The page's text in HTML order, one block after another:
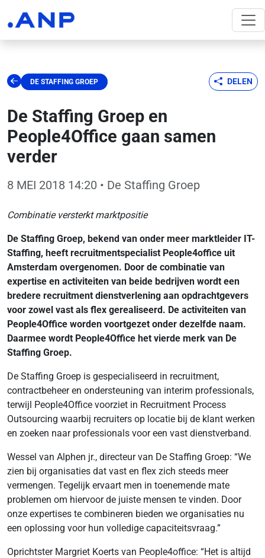
DE STAFFING GROEP DELEN
De Staffing Groep en
People4Office gaan samen
verder
8 MEI 2018 14:20 • De Staffing Groep
Combinatie versterkt marktpositie
De Staffing Groep, bekend van onder meer marktleider IT-
Staffing, heeft recruitmentspecialist People4office uit
Amsterdam overgenomen. Door de combinatie van
expertise en activiteiten van beide bedrijven wordt een
bredere recruitment dienstverlening aan opdrachtgevers
voor zowel vast als flex gerealiseerd. De activiteiten van
People4Office worden voortgezet onder dezelfde naam.
Daarmee wordt People4Office het vierde merk van De
Staffing Groep.
De Staffing Groep is gespecialiseerd in recruitment,
contractbeheer en ondersteuning van interim professionals,
terwijl People4Office voorziet in Recruitment Process
Outsourcing waarbij recruiters op locatie bij de klant werken
en zoeken naar professionals voor een vast dienstverband.
Wessel van Alphen jr., directeur van De Staffing Groep: “We
zien bij organisaties dat vast en flex zich steeds meer
vermengen. Tegelijk ervaart men in toenemende mate
problemen om hiervoor de juiste mensen te vinden. Door
onze expertises te combineren bieden we organisaties nu
een oplossing voor hun volledige capaciteitsvraag.”
Oprichtster Margriet Koerts van People4office: “Het is altijd